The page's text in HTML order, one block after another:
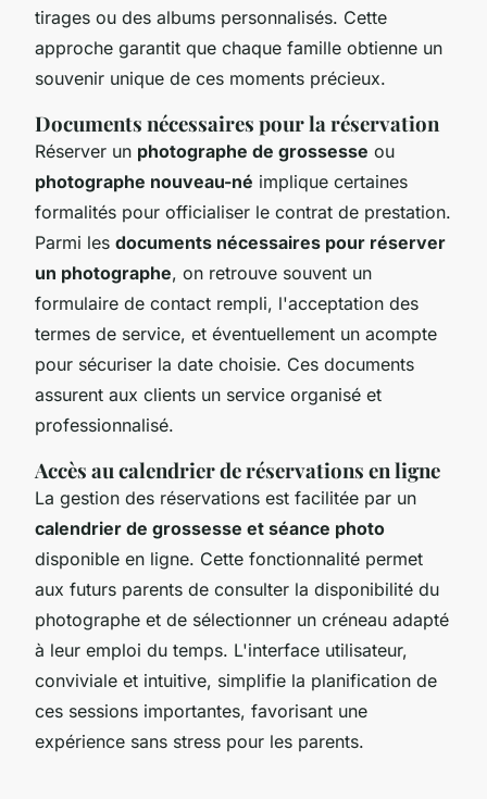
tirages ou des albums personnalisés. Cette
approche garantit que chaque famille obtienne un
souvenir unique de ces moments précieux.
Documents nécessaires pour la réservation
Réserver un photographe de grossesse ou
photographe nouveau-né implique certaines
formalités pour officialiser le contrat de prestation.
Parmi les documents nécessaires pour réserver
un photographe, on retrouve souvent un
formulaire de contact rempli, l'acceptation des
termes de service, et éventuellement un acompte
pour sécuriser la date choisie. Ces documents
assurent aux clients un service organisé et
professionnalisé.
Accès au calendrier de réservations en ligne
La gestion des réservations est facilitée par un
calendrier de grossesse et séance photo
disponible en ligne. Cette fonctionnalité permet
aux futurs parents de consulter la disponibilité du
photographe et de sélectionner un créneau adapté
à leur emploi du temps. L'interface utilisateur,
conviviale et intuitive, simplifie la planification de
ces sessions importantes, favorisant une
expérience sans stress pour les parents.